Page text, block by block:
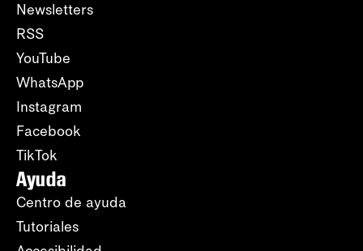
Newsletters
RSS
YouTube
WhatsApp
Instagram
Facebook
TikTok
Ayuda
Centro de ayuda
Tutoriales